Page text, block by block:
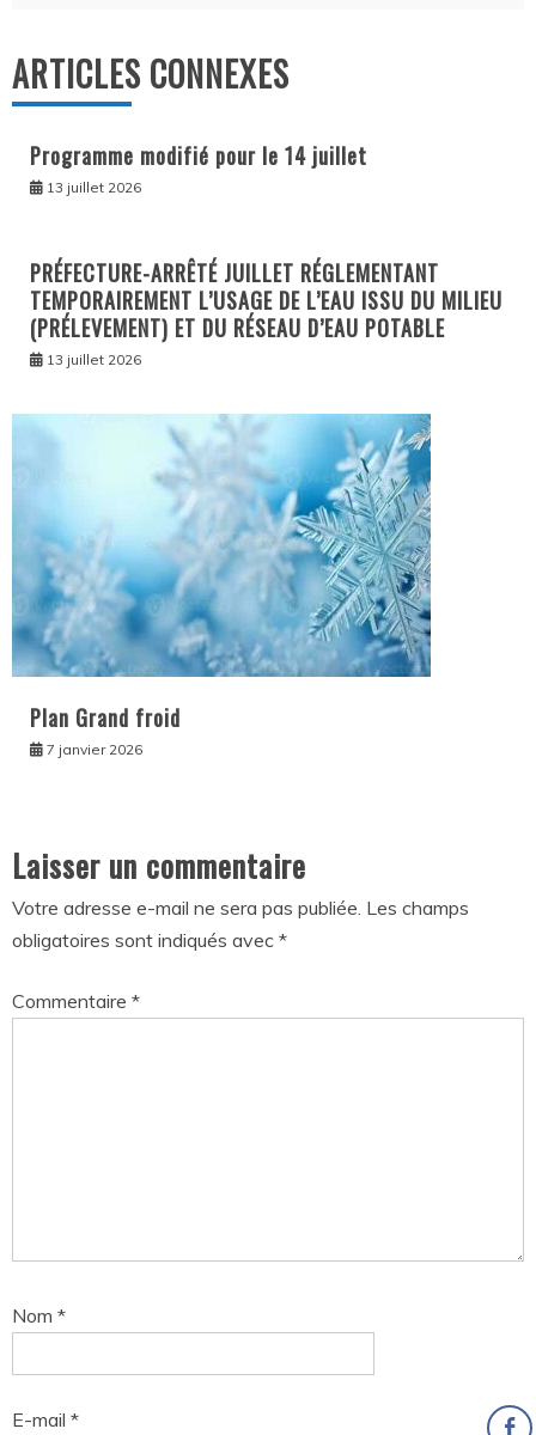
ARTICLES CONNEXES
Programme modifié pour le 14 juillet
13 juillet 2026
PRÉFECTURE-ARRÊTÉ JUILLET RÉGLEMENTANT
TEMPORAIREMENT L’USAGE DE L’EAU ISSU DU MILIEU
(PRÉLEVEMENT) ET DU RÉSEAU D’EAU POTABLE
13 juillet 2026
Plan Grand froid
7 janvier 2026
Laisser un commentaire
Votre adresse e-mail ne sera pas publiée. Les champs
obligatoires sont indiqués avec *
Commentaire *
Nom *
E-mail *